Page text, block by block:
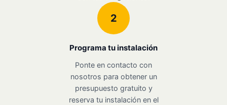
2
Programa tu instalación
Ponte en contacto con
nosotros para obtener un
presupuesto gratuito y
reserva tu instalación en el